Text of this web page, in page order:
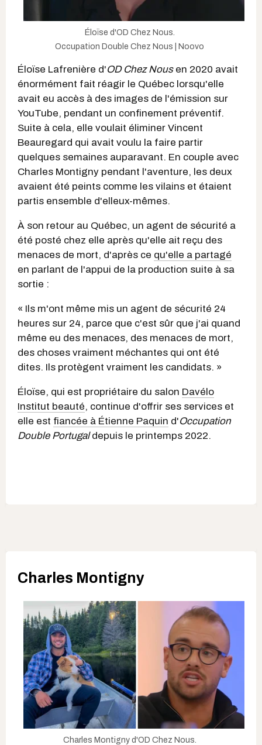
Éloïse d'OD Chez Nous.
Occupation Double Chez Nous | Noovo
Éloïse Lafrenière d'OD Chez Nousen 2020 avait
énormément fait réagir le Québec lorsqu'elle
avait eu accès à des images de l'émission sur
YouTube, pendant un confinement préventif.
Suite à cela, elle voulait éliminer Vincent
Beauregard qui avait voulu la faire partir
quelques semaines auparavant. En couple avec
Charles Montigny pendant l'aventure, les deux
avaient été peints comme les vilains et étaient
partis ensemble d'elleux-mêmes.
À son retour au Québec, un agent de sécurité a
été posté chez elle après qu'elle ait reçu des
menaces de mort, d'après ce qu'elle a partagé
en parlant de l'appui de la production suite à sa
sortie :
« Ils m'ont même mis un agent de sécurité 24
heures sur 24, parce que c'est sûr que j'ai quand
même eu des menaces, des menaces de mort,
des choses vraiment méchantes qui ont été
dites. Ils protègent vraiment les candidats. »
Éloïse, qui est propriétaire du salon Davélo
Institut beauté, continue d'offrir ses services et
elle est fiancée à Étienne Paquin d'Occupation
Double Portugaldepuis le printemps 2022.
Charles Montigny
Charles Montigny d'OD Chez Nous.